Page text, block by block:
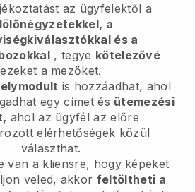
az ügyfelektől a
a
és a
, tegye kötelezővé
ezeket a mezőket.
is hozzáadhat, ahol
egy címet és ütemezési
ahol az ügyfél az előre
elérhetőségek közül
választhat.
van a kliensre, hogy képeket
veled, akkor feltöltheti a